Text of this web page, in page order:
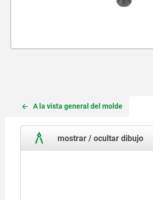
A la vista general del molde
mostrar / ocultar dibujo